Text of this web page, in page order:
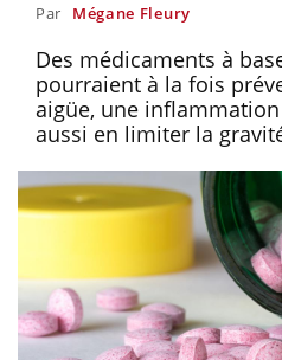
Par Mégane Fleury
Des médicaments à
pourraient à la fois
aigüe, une
aussi en limiter la